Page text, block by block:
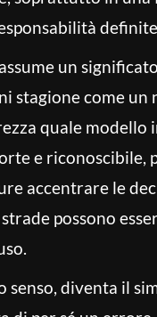
un
stagione come un
quale modello
e riconoscibile,
accentrare le
possono
senso, diventa il